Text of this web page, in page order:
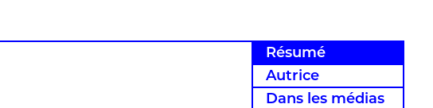
Résumé
Autrice
Dans les médias